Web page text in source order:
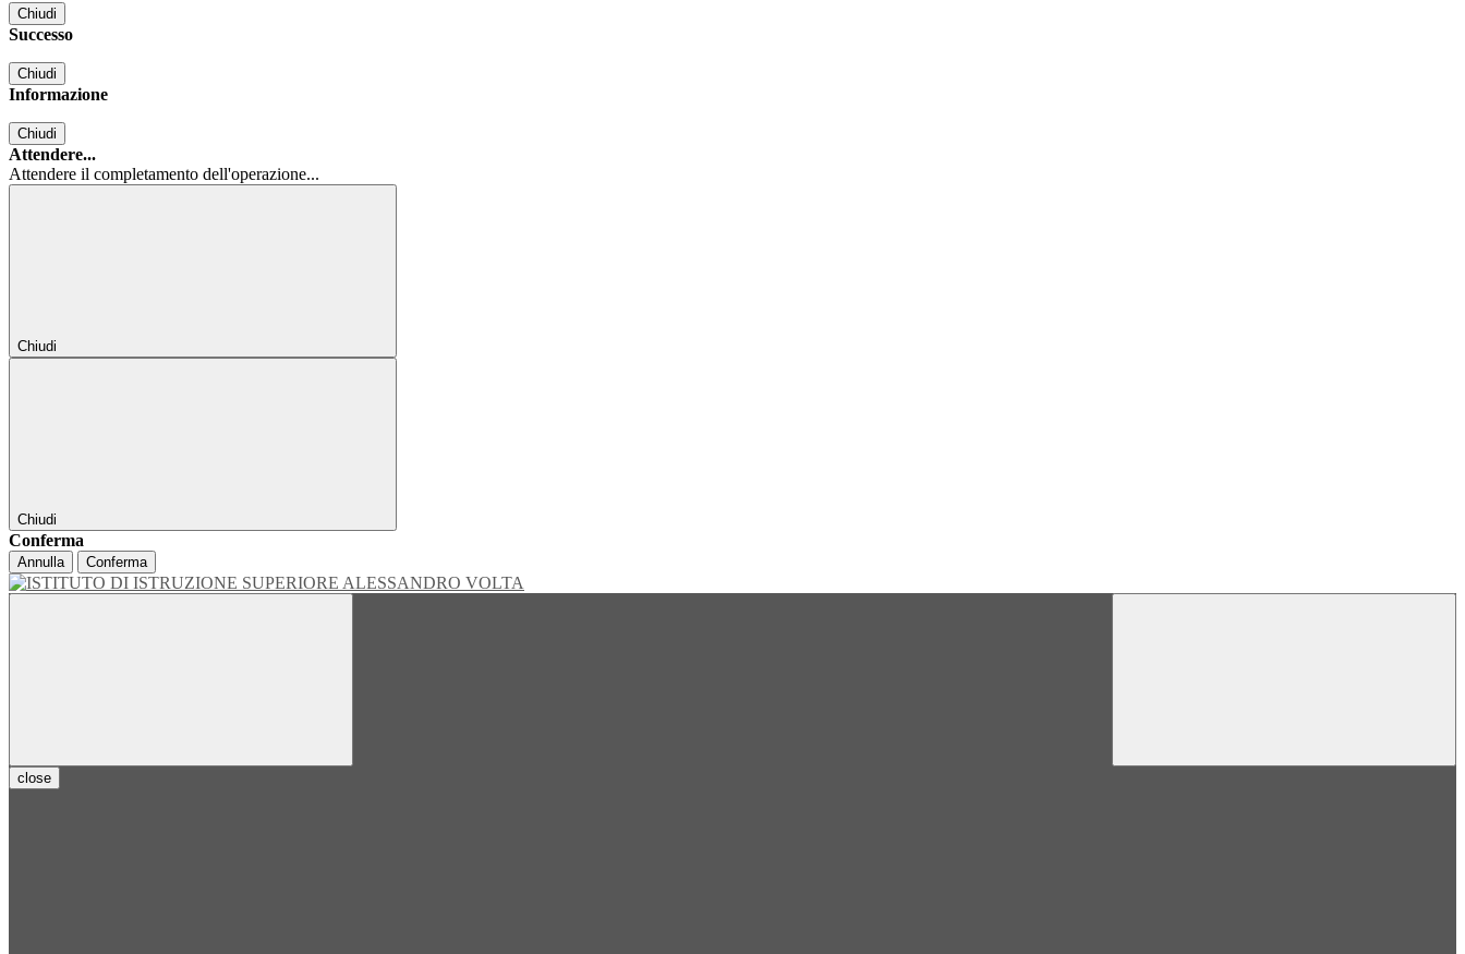
Chiudi
Successo
Chiudi
Informazione
Chiudi
Attendere...
Attendere il completamento dell'operazione...
Chiudi
Chiudi
Conferma
Annulla Conferma
close